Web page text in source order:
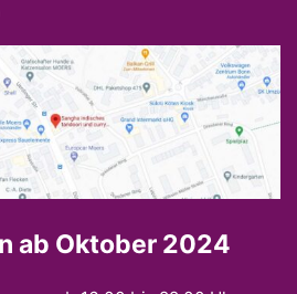
ab Oktober 2024